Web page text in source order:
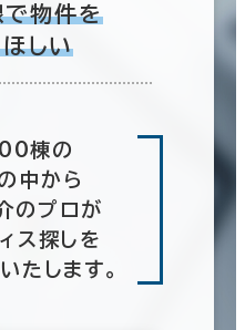
で物件を
しい
棟の
中から
のプロが
ス探しを
たします。